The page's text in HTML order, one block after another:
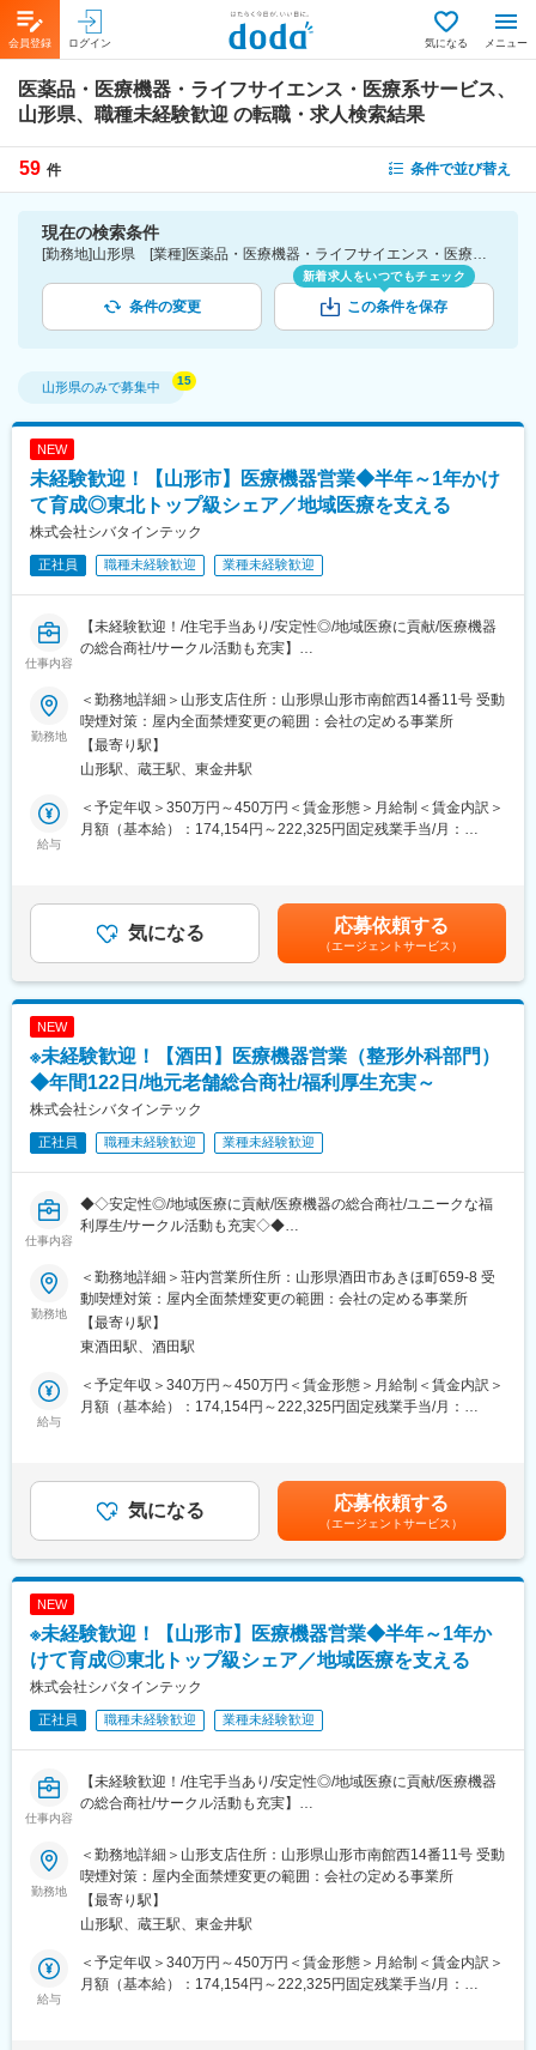
会員登録 ログイン 気になる メニュー
医薬品・医療機器・ライフサイエンス・医療系サービス、
山形県、職種未経験歓迎 の転職・求人検索結果
59 件 条件で並び替え
現在の検索条件
[勤務地]山形県 [業種]医薬品・医療機器・ライフサイエンス・医療系サービス [こだわり条件ピックアップ]職種未経験歓迎 [詳細条件](募集・採用情報)職種未経験歓迎
条件の変更
新着求人をいつでもチェック
この条件を保存
山形県のみで募集中
NEW
未経験歓迎！【山形市】医療機器営業◆半年～1年かけ
て育成◎東北トップ級シェア／地域医療を支える
株式会社シバタインテック
正社員 職種未経験歓迎 業種未経験歓迎
仕事内容
【未経験歓迎！/住宅手当あり/安定性◎/地域医療に貢献/医療機器
の総合商社/サークル活動も充実】
■業務概要：
東北地方にて医療用品の販売を行っている同社にて、医療機関の
医師・看護師などの方々に向けて、医療機器の提案・販売を行い
ます。
はじめはマスク、注射針、ガーゼなどの消耗品からスタートし、
将来的には新病院の立ち上げタイミングや大型の医療機器の導入
のタイミングでMRIなどの提案も行って頂きます。地域の医療に
医療現場向けのメディカル事業部、臨床検査部門向けのクリニカ
ル部門、開業医向けの営業部門のいずれかに配属可能性がありま
休日における呼び出しは営業部全体で1か月に1~2回程度です。
学会に担当のドクターが出るのでそれに同行する、という形で土
日での出勤が発生する場合があります。事前に予定された土日出
とはほぼありません。
■残業について
年末年始や長期連休がある月は32時間程度残業が発生しますが、
■医療業界未経験でも安心の教育体制：
・入社時の導入研修に加え、3か月～最大1年程度は先輩に同行し
OJTで営業先、納品先、商材を覚えていただきます。その間は営
ます。
・メーカー営業の方と同行や勉強会等で製品について覚えていた
ますので、商品や使い方の知識を自発的に習得する必要がありま
すが、上記のようなサポートがあるため安心です。
勤務地
＜勤務地詳細＞山形支店住所：山形県山形市南館西14番11号 受動
喫煙対策：屋内全面禁煙変更の範囲：会社の定める事業所
【最寄り駅】
山形駅、蔵王駅、東金井駅
給与
＜予定年収＞350万円～450万円＜賃金形態＞月給制＜賃金内訳＞
月額（基本給）：174,154円～222,325円固定残業手当/月：
年収はあくまでも目安の金額であり、選考を通じて上下する可能
性があります。※固定残業金額は給与によって異なります。■昇
給：年1回■賞与：年2回（昨年実績：3カ月以上）賃金はあくまで
も目安の金額であり、選考を通じて上下する可能性があります。
月給(月額)は固定手当を含めた表記です。
気になる 応募依頼する
（エージェントサービス）
NEW
※未経験歓迎！【酒田】医療機器営業（整形外科部門）
◆年間122日/地元老舗総合商社/福利厚生充実～
株式会社シバタインテック
正社員 職種未経験歓迎 業種未経験歓迎
仕事内容
◆◇安定性◎/地域医療に貢献/医療機器の総合商社/ユニークな福
利厚生/サークル活動も充実◇◆
■業務概要：
・医療機関の医師・看護師などの方々に向けて、医療機器の提
案・販売を行います。はじめはマスク、注射針、ガーゼなどの消
耗品からスタートし、将来的には新病院の立ち上げタイミングや
大型の医療機器の導入のタイミングでMRIなどの提案も行って頂
きます。地域の医療に貢献するやりがいある仕事です。
験によって変動がございます）。その間は営業目標がつかない育
成期間となりますので、仕事を覚えることに集中できます。
・メーカー営業との同行や勉強会等もございますので、製品につ
・整形外科部門をサポートするオーソペディック事業部配属とな
ります。営業のエキスパートが所属しており、約10名の組織で
す。主な取扱商品には、外傷の治療で骨折部を固定するプレー
や、 慢性関節リウマチの治療で機能再建に使用される人工関節な
が円滑に行なえるようサポートを 行なうことが我々の使命と考え
ております。
■同社の魅力：
・医療機器・理化学機器・福祉用具の総合商社である当社は、商
品を売ることだけが目的ではありません。医薬品、医療機器、事
務用品等をそれぞれ取り扱う専業商社が多い中で、同社は薬以外
ション）を強みとして、どのような形でお客様のお役に立てるの
かを意識し、安心・安全を強化して、付加価値をお届けすること
勤務地
＜勤務地詳細＞荘内営業所住所：山形県酒田市あきほ町659-8 受
動喫煙対策：屋内全面禁煙変更の範囲：会社の定める事業所
【最寄り駅】
東酒田駅、酒田駅
給与
＜予定年収＞340万円～450万円＜賃金形態＞月給制＜賃金内訳＞
月額（基本給）：174,154円～222,325円固定残業手当/月：
年収はあくまでも目安の金額であり、選考を通じて上下する可能
性があります。※固定残業金額は給与によって異なります。■昇
給：年1回■賞与：年2回（昨年実績：3カ月以上）賃金はあくまで
も目安の金額であり、選考を通じて上下する可能性があります。
月給(月額)は固定手当を含めた表記です。
気になる 応募依頼する
（エージェントサービス）
NEW
※未経験歓迎！【山形市】医療機器営業◆半年～1年か
けて育成◎東北トップ級シェア／地域医療を支える
株式会社シバタインテック
正社員 職種未経験歓迎 業種未経験歓迎
仕事内容
【未経験歓迎！/住宅手当あり/安定性◎/地域医療に貢献/医療機器
の総合商社/サークル活動も充実】
■業務概要：
東北地方にて医療用品の販売を行っている同社にて、医療機関の
医師・看護師などの方々に向けて、医療機器の提案・販売を行い
ます。
はじめはマスク、注射針、ガーゼなどの消耗品からスタートし、
将来的には新病院の立ち上げタイミングや大型の医療機器の導入
のタイミングでMRIなどの提案も行って頂きます。地域の医療に
勤務地
＜勤務地詳細＞山形支店住所：山形県山形市南館西14番11号 受動
喫煙対策：屋内全面禁煙変更の範囲：会社の定める事業所
【最寄り駅】
山形駅、蔵王駅、東金井駅
給与
＜予定年収＞340万円～450万円＜賃金形態＞月給制＜賃金内訳＞
月額（基本給）：174,154円～222,325円固定残業手当/月：